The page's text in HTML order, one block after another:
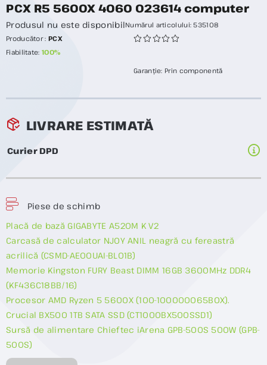
PCX R5 5600X 4060 023614 computer
Numărul articolului:535108
Producător : PCX
Fiabilitate: 100%
Garanție: Prin componentă
Produsul nu este disponibil
LIVRARE ESTIMATĂ
Curier DPD
Piese de schimb
Placă de bază GIGABYTE A520M K V2
Carcasă de calculator NJOY ANIL neagră cu fereastră
acrilică (CSMD-AE00UAI-BL01B)
Memorie Kingston FURY Beast DIMM 16GB 3600MHz DDR4
(KF436C18BB/16)
Procesor AMD Ryzen 5 5600X (100-100000065BOX).
Crucial BX500 1TB SATA SSD (CT1000BX500SSD1)
Sursă de alimentare Chieftec iArena GPB-500S 500W (GPB-
500S)